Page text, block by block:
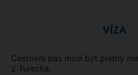
VÍZA
Cestovní pas musí být platný
z Turecka.